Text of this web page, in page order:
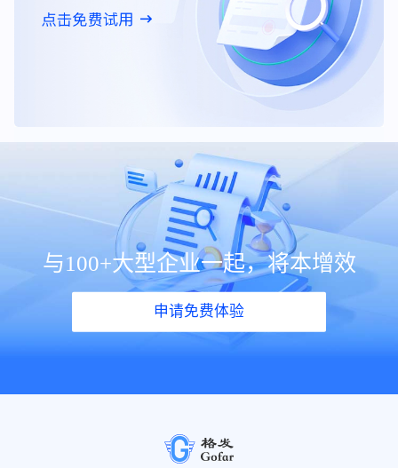
与100+大型企业一起，将本增效
申请免费体验